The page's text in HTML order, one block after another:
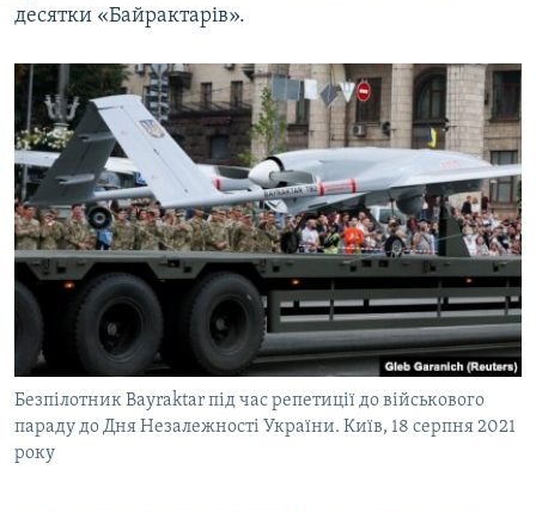
десятки «Байрактарів».
Безпілотник Bayraktar під час репетиції до військового
параду до Дня Незалежності України. Київ, 18 серпня 2021
року